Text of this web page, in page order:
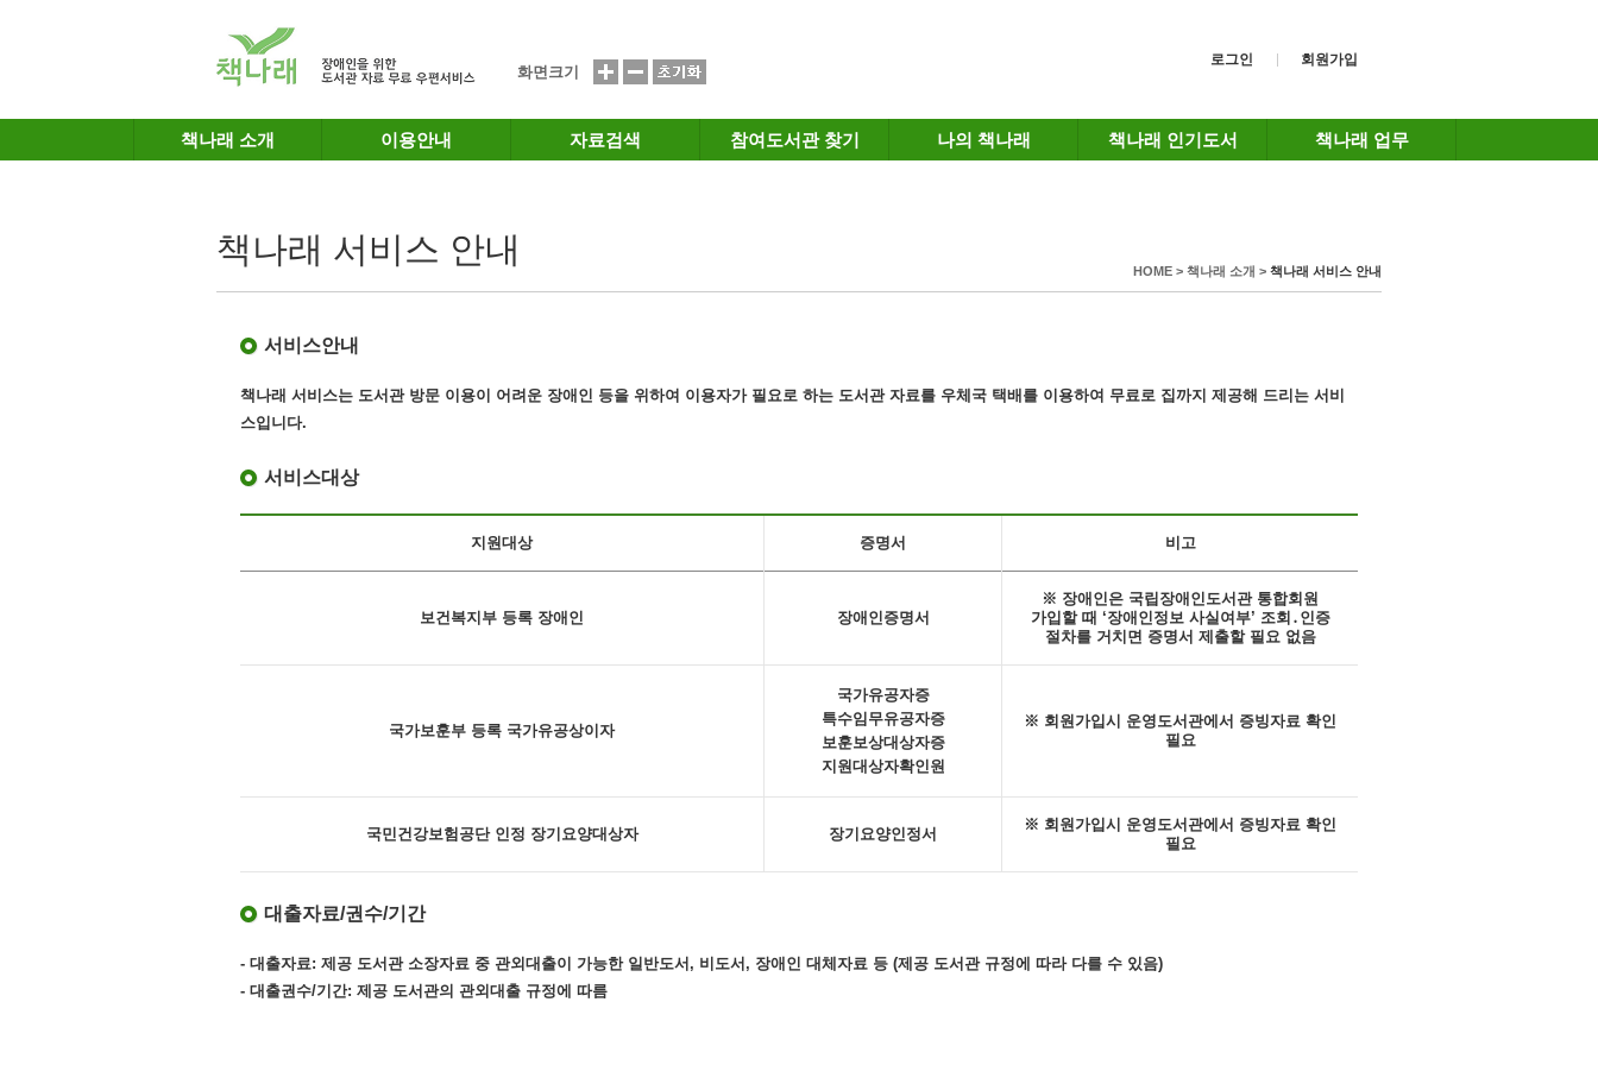
화면크기
로그인 회원가입
책나래 소개 이용안내 자료검색 참여도서관 찾기 나의 책나래 책나래 인기도서 책나래 업무
책나래 서비스 안내
HOME > 책나래 소개 > 책나래 서비스 안내
서비스안내
책나래 서비스는 도서관 방문 이용이 어려운 장애인 등을 위하여 이용자가 필요로 하는 도서관 자료를 우체국 택배를 이용하여 무료로 집까지 제공해 드리는 서비
스입니다.
서비스대상
지원대상 증명서 비고
보건복지부 등록 장애인 장애인증명서
※ 장애인은 국립장애인도서관 통합회원
가입할 때 ‘장애인정보 사실여부’ 조회․인증
절차를 거치면 증명서 제출할 필요 없음
국가보훈부 등록 국가유공상이자
국가유공자증
특수임무유공자증
보훈보상대상자증
지원대상자확인원
※ 회원가입시 운영도서관에서 증빙자료 확인
필요
국민건강보험공단 인정 장기요양대상자 장기요양인정서
※ 회원가입시 운영도서관에서 증빙자료 확인
필요
대출자료/권수/기간
- 대출자료: 제공 도서관 소장자료 중 관외대출이 가능한 일반도서, 비도서, 장애인 대체자료 등 (제공 도서관 규정에 따라 다를 수 있음)
- 대출권수/기간: 제공 도서관의 관외대출 규정에 따름